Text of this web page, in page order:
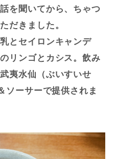
を聞いてから、ちゃつ
だきました。
とセイロンキャンデ
リンゴとカシス。飲み
夷水仙（ぶいすいせ
ソーサーで提供されま